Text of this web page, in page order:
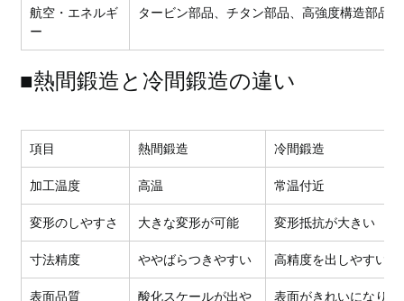
航空・エネルギ
ー
タービン部品、チタン部品、高強度構造部品
■熱間鍛造と冷間鍛造の違い
項目 熱間鍛造 冷間鍛造
加工温度 高温 常温付近
変形のしやすさ 大きな変形が可能 変形抵抗が大きい
寸法精度 ややばらつきやすい 高精度を出しやすい
表面品質
酸化スケールが出や
表面がきれいになりや